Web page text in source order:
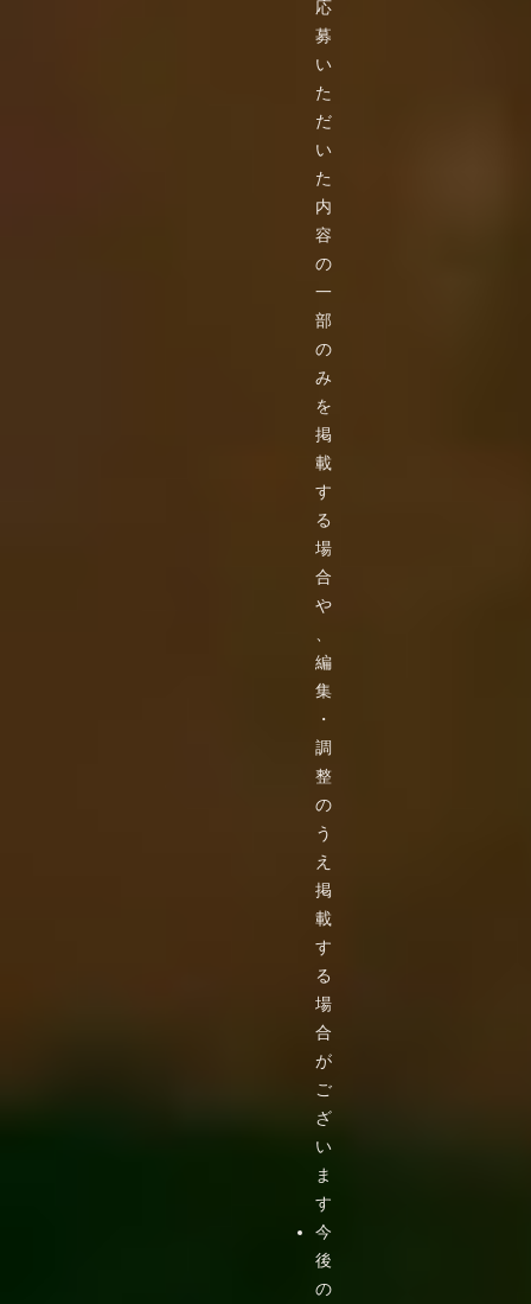
応
募
い
た
だ
い
た
内
容
の
一
部
の
み
を
掲
載
す
る
場
合
や
、
編
集
・
調
整
の
う
え
掲
載
す
る
場
合
が
ご
ざ
い
ま
す
今
後
の